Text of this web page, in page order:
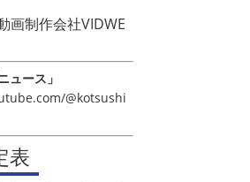
画制作会社VIDWE
ュース」
@kotsushi
表